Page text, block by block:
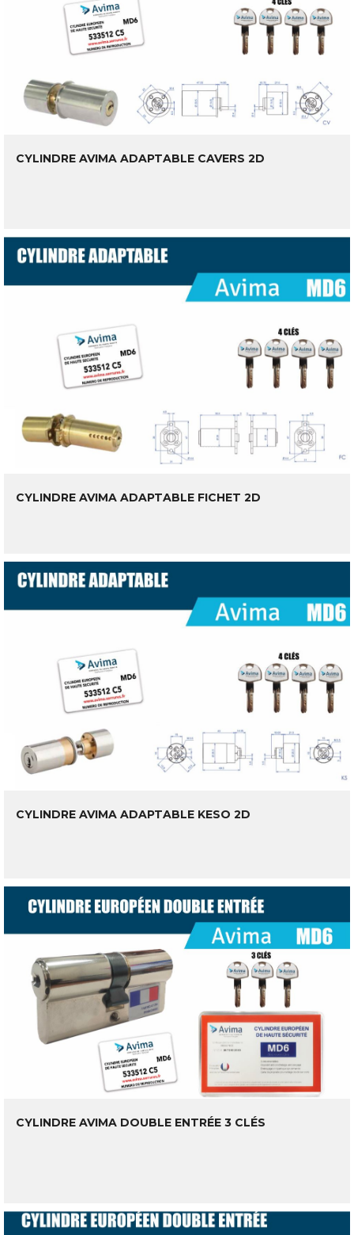
CYLINDRE AVIMA ADAPTABLE CAVERS 2D
CYLINDRE AVIMA ADAPTABLE FICHET 2D
CYLINDRE AVIMA ADAPTABLE KESO 2D
CYLINDRE AVIMA DOUBLE ENTRÉE 3 CLÉS